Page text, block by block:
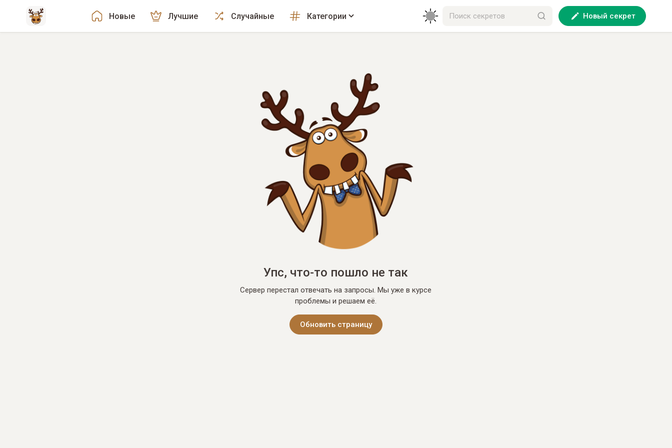
Новые Лучшие Случайные Категории Новый секрет
Упс, что-то пошло не так
Сервер перестал отвечать на запросы. Мы уже в курсе
проблемы и решаем её.
Обновить страницу